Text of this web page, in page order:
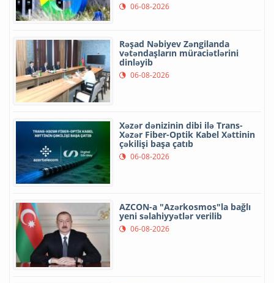
06-08-2026
Rəşad Nəbiyev Zəngilanda
vətəndaşların müraciətlərini
dinləyib
06-08-2026
Xəzər dənizinin dibi ilə Trans-
Xəzər Fiber-Optik Kabel Xəttinin
çəkilişi başa çatıb
06-08-2026
AZCON-a "Azərkosmos"la bağlı
yeni səlahiyyətlər verilib
06-08-2026